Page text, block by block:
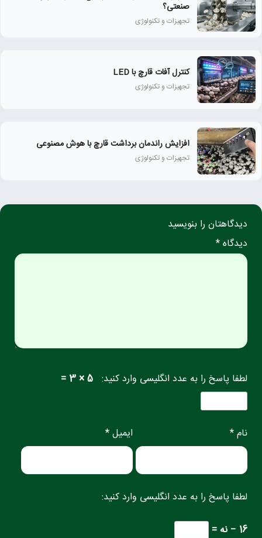
صنعتی؟
تجهیزات و تکنولوژی
کنترل آفات قارچ با LED
تجهیزات و تکنولوژی
افزایش راندمان برداشت قارچ با هوش مصنوعی
تجهیزات و تکنولوژی
دیدگاهتان را بنویسید
دیدگاه *
لطفا پاسخ را به عدد انگلیسی وارد کنید: 5 × 3 =
نام * ایمیل *
لطفا پاسخ را به عدد انگلیسی وارد کنید:
16 − نه =